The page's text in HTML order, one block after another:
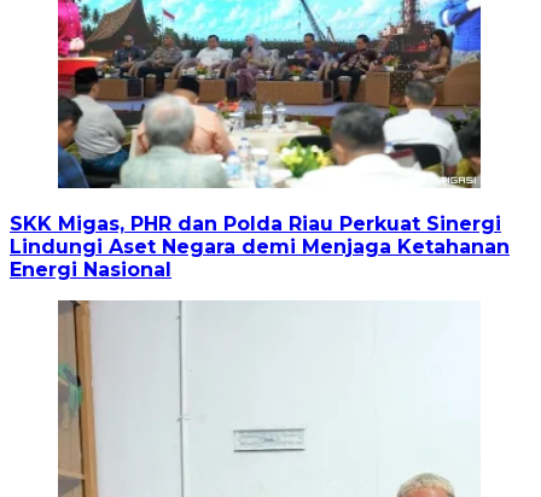
SKK Migas, PHR dan Polda Riau Perkuat Sinergi
Lindungi Aset Negara demi Menjaga Ketahanan
Energi Nasional